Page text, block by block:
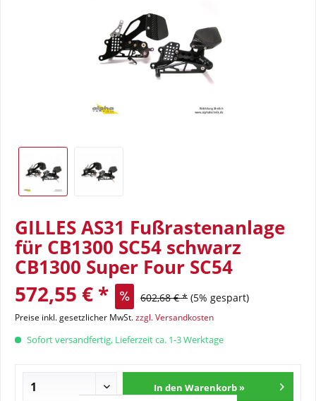
GILLES AS31 Fußrastenanlage
für CB1300 SC54 schwarz
CB1300 Super Four SC54
572,55 € * 602,68 € * (5% gespart)
Preise inkl. gesetzlicher MwSt.zzgl. Versandkosten
Sofort versandfertig, Lieferzeit ca. 1-3 Werktage
In den Warenkorb »